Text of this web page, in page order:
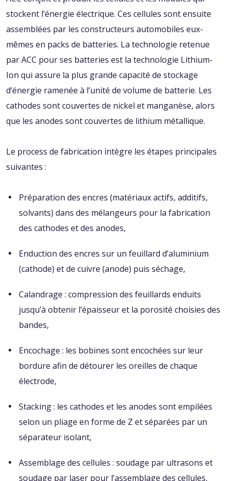
stockent l’énergie électrique. Ces cellules sont ensuite
assemblées par les constructeurs automobiles eux-
mêmes en packs de batteries. La technologie retenue
par ACC pour ses batteries est la technologie Lithium-
Ion qui assure la plus grande capacité de stockage
d‘énergie ramenée à l’unité de volume de batterie. Les
cathodes sont couvertes de nickel et manganèse, alors
que les anodes sont couvertes de lithium métallique.
Le process de fabrication intègre les étapes principales
suivantes :
Préparation des encres (matériaux actifs, additifs,
solvants) dans des mélangeurs pour la fabrication
des cathodes et des anodes,
Enduction des encres sur un feuillard d’aluminium
(cathode) et de cuivre (anode) puis séchage,
Calandrage : compression des feuillards enduits
jusqu’à obtenir l’épaisseur et la porosité choisies des
bandes,
Encochage : les bobines sont encochées sur leur
bordure afin de détourer les oreilles de chaque
électrode,
Stacking : les cathodes et les anodes sont empilées
selon un pliage en forme de Z et séparées par un
séparateur isolant,
Assemblage des cellules : soudage par ultrasons et
soudage par laser pour l’assemblage des cellules,